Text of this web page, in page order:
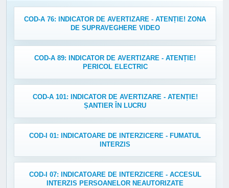
COD-A 76: INDICATOR DE AVERTIZARE - ATENȚIE! ZONA
DE SUPRAVEGHERE VIDEO
COD-A 89: INDICATOR DE AVERTIZARE - ATENȚIE!
PERICOL ELECTRIC
COD-A 101: INDICATOR DE AVERTIZARE - ATENȚIE!
ȘANTIER ÎN LUCRU
COD-I 01: INDICATOARE DE INTERZICERE - FUMATUL
INTERZIS
COD-I 07: INDICATOARE DE INTERZICERE - ACCESUL
INTERZIS PERSOANELOR NEAUTORIZATE